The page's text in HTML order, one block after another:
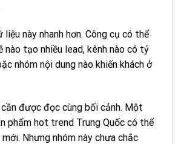
này nhanh hơn. Công cụ có thể
nào tạo nhiều lead, kênh nào có tỷ
nhóm nội dung nào khiến khách ở
được đọc cùng bối cảnh. Một
phẩm hot trend Trung Quốc có thể
Nhưng nhóm này chưa chắc